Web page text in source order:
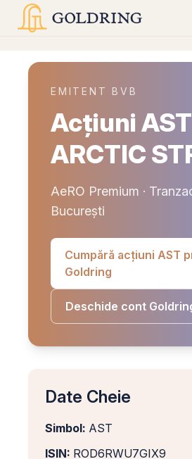
EMITENT BVB
Acțiuni
ARCTIC
AeRO Premium ·
București
Cumpără acțiuni AST
Goldring
Deschide cont
Date Cheie
Simbol: AST
ISIN: ROD6RWU7GIX9